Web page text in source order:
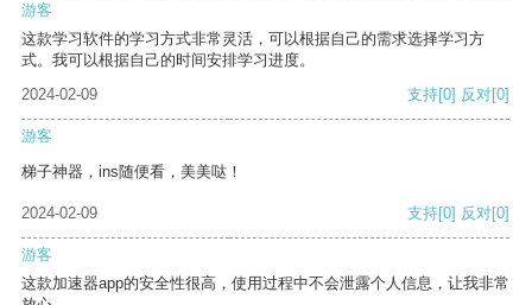
游客
这款学习软件的学习方式非常灵活，可以根据自己的需求选择学习方
式。我可以根据自己的时间安排学习进度。
2024-02-09
支持[0] 反对[0]
游客
梯子神器，ins随便看，美美哒！
2024-02-09 支持[0] 反对[0]
游客
这款加速器app的安全性很高，使用过程中不会泄露个人信息，让我非常